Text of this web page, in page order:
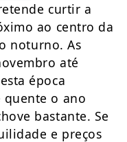
curtir a
ao centro da
noturno. As
até
época
quente o ano
bastante. Se
e preços